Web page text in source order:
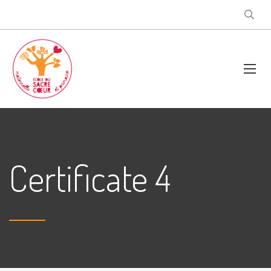
Certificate 4